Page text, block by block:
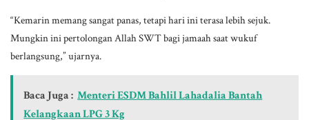
“Kemarin memang sangat panas, tetapi hari ini terasa lebih sejuk.
Mungkin ini pertolongan Allah SWT bagi jamaah saat wukuf
berlangsung,” ujarnya.
Baca Juga : Menteri ESDM Bahlil Lahadalia Bantah
Kelangkaan LPG 3 Kg